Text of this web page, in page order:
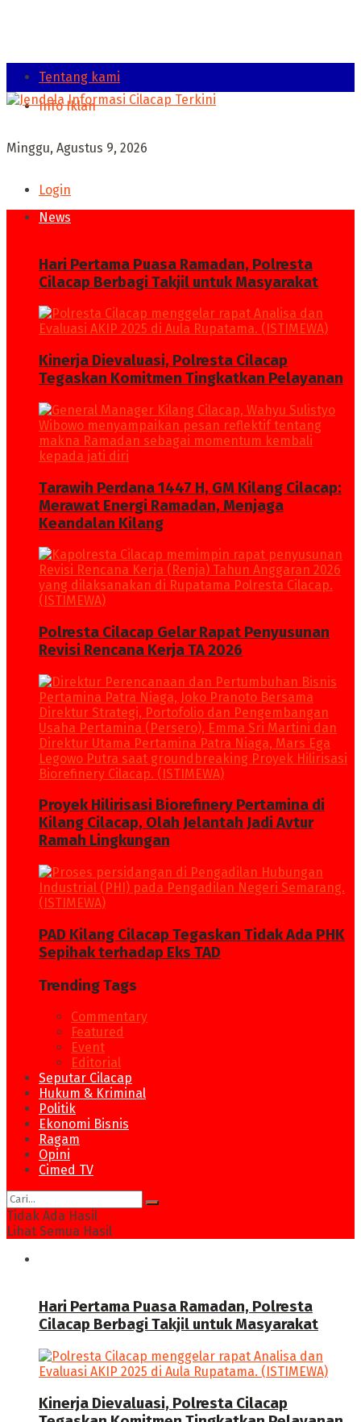
Tentang kami
Info Iklan
Minggu, Agustus 9, 2026
Login
News
Hari Pertama Puasa Ramadan, Polresta
Cilacap Berbagi Takjil untuk Masyarakat
Kinerja Dievaluasi, Polresta Cilacap
Tegaskan Komitmen Tingkatkan Pelayanan
Tarawih Perdana 1447 H, GM Kilang Cilacap:
Merawat Energi Ramadan, Menjaga
Keandalan Kilang
Polresta Cilacap Gelar Rapat Penyusunan
Revisi Rencana Kerja TA 2026
Proyek Hilirisasi Biorefinery Pertamina di
Kilang Cilacap, Olah Jelantah Jadi Avtur
Ramah Lingkungan
PAD Kilang Cilacap Tegaskan Tidak Ada PHK
Sepihak terhadap Eks TAD
Trending Tags
Commentary
Featured
Event
Editorial
Seputar Cilacap
Hukum & Kriminal
Politik
Ekonomi Bisnis
Ragam
Opini
Cimed TV
Tidak Ada Hasil
Lihat Semua Hasil
Hari Pertama Puasa Ramadan, Polresta
Cilacap Berbagi Takjil untuk Masyarakat
Kinerja Dievaluasi, Polresta Cilacap